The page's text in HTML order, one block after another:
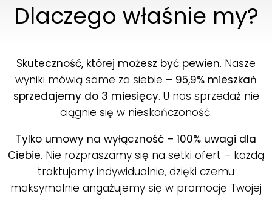
Dlaczego właśnie my?
Skuteczność, której możesz być pewien. Nasze
wyniki mówią same za siebie – 95,9% mieszkań
sprzedajemy do 3 miesięcy. U nas sprzedaż nie
ciągnie się w nieskończoność.
Tylko umowy na wyłączność – 100% uwagi dla
Ciebie. Nie rozpraszamy się na setki ofert – każdą
traktujemy indywidualnie, dzięki czemu
maksymalnie angażujemy się w promocję Twojej